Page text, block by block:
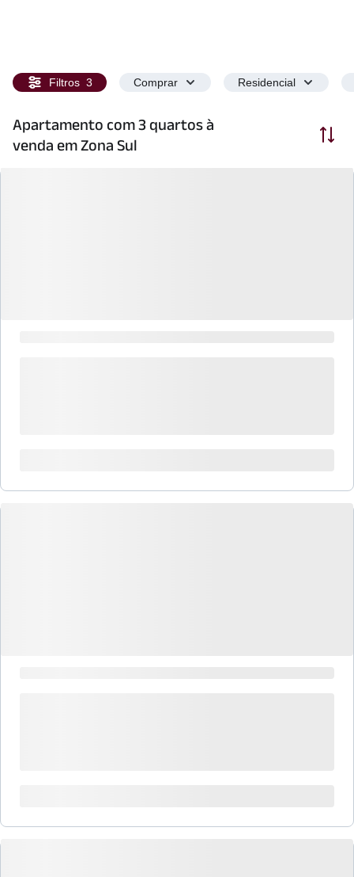
Filtros 3 Comprar Residencial
Apartamento com 3 quartos à
venda em Zona Sul
Ordenar